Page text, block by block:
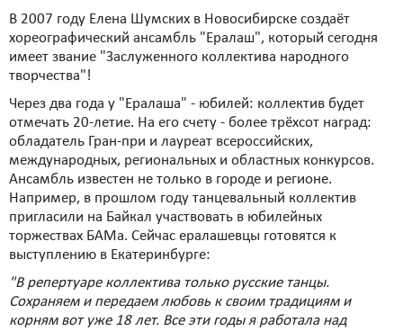
В 2007 году Елена Шумских в Новосибирске создаёт
хореографический ансамбль "Ералаш", который сегодня
имеет звание "Заслуженного коллектива народного
творчества"!
Через два года у "Ералаша" - юбилей: коллектив будет
отмечать 20-летие. На его счету - более трёхсот наград:
обладатель Гран-при и лауреат всероссийских,
международных, региональных и областных конкурсов.
Ансамбль известен не только в городе и регионе.
Например, в прошлом году танцевальный коллектив
пригласили на Байкал участвовать в юбилейных
торжествах БАМа. Сейчас ералашевцы готовятся к
выступлению в Екатеринбурге:
"В репертуаре коллектива только русские танцы.
Сохраняем и передаем любовь к своим традициям и
корням вот уже 18 лет. Все эти годы я работала над